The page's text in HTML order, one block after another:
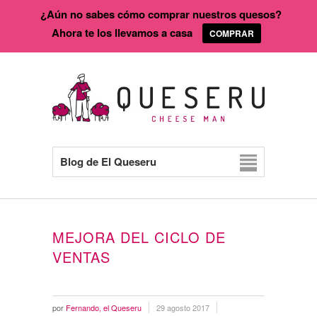
Blog de El Queseru
MEJORA DEL CICLO DE
VENTAS
por Fernando, el Queseru
29 agosto 2017
¿Aún no sabes cómo comprar nuestros quesos?
Ahora te los llevamos a casa
COMPRAR